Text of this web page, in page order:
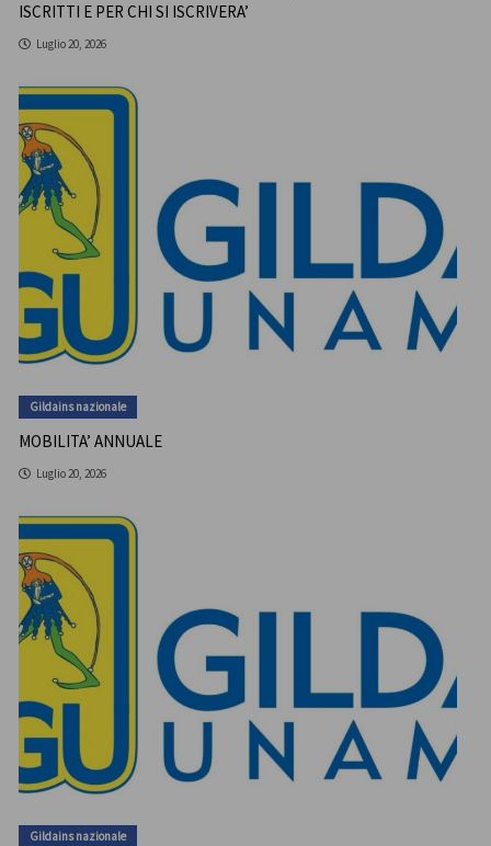
ISCRITTI E PER CHI SI ISCRIVERA’
Luglio 20, 2026
Gildains nazionale
MOBILITA’ ANNUALE
Luglio 20, 2026
Gildains nazionale